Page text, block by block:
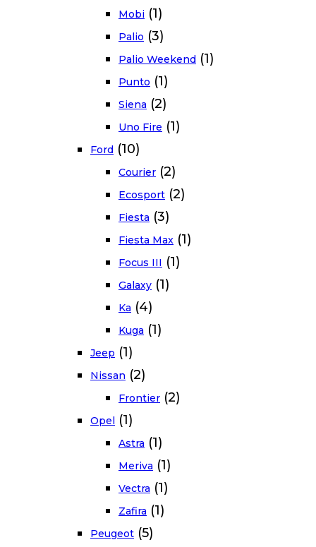
Mobi (1)
Palio (3)
Palio Weekend (1)
Punto (1)
Siena (2)
Uno Fire (1)
Ford (10)
Courier (2)
Ecosport (2)
Fiesta (3)
Fiesta Max (1)
Focus III (1)
Galaxy (1)
Ka (4)
Kuga (1)
Jeep (1)
Nissan (2)
Frontier (2)
Opel (1)
Astra (1)
Meriva (1)
Vectra (1)
Zafira (1)
Peugeot (5)